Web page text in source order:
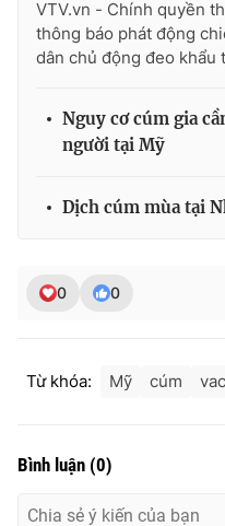
VTV.vn - Chính quyền
thông báo phát động
dân chủ động đeo khẩu
Nguy cơ cúm gia
người tại Mỹ
Dịch cúm mùa tại
0 0
Từ khóa: Mỹ cúm
Bình luận (0)